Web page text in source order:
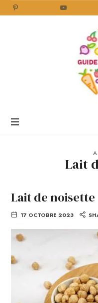
Lait
Lait de noisette
17 OCTOBRE 2023